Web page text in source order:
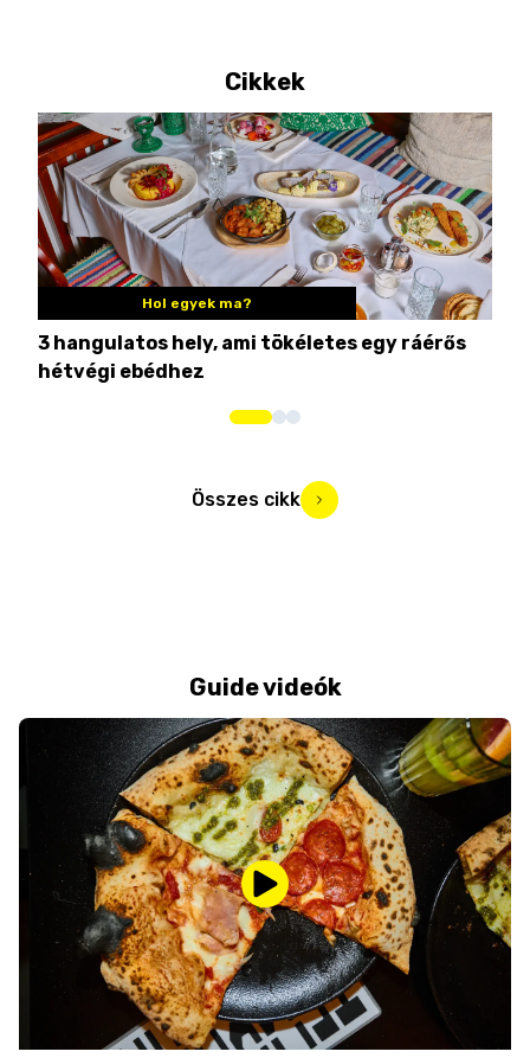
Cikkek
Hol egyek ma?
3 hangulatos hely, ami tökéletes egy ráérős
hétvégi ebédhez
Összes cikk
Guide videók